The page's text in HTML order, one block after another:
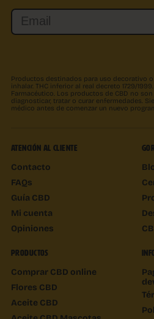
Email
Productos destinados para uso decorativo
inhalar. THC inferior al real decreto 1729/
Farmacéutico. Los productos de CBD no
diagnosticar, tratar o curar enfermedades.
médico antes de comenzar un nuevo
ATENCIÓN AL CLIENTE
Contacto
FAQs
Guía CBD
Mi cuenta
Opiniones
PRODUCTOS
Comprar CBD online
Flores CBD
Aceite CBD